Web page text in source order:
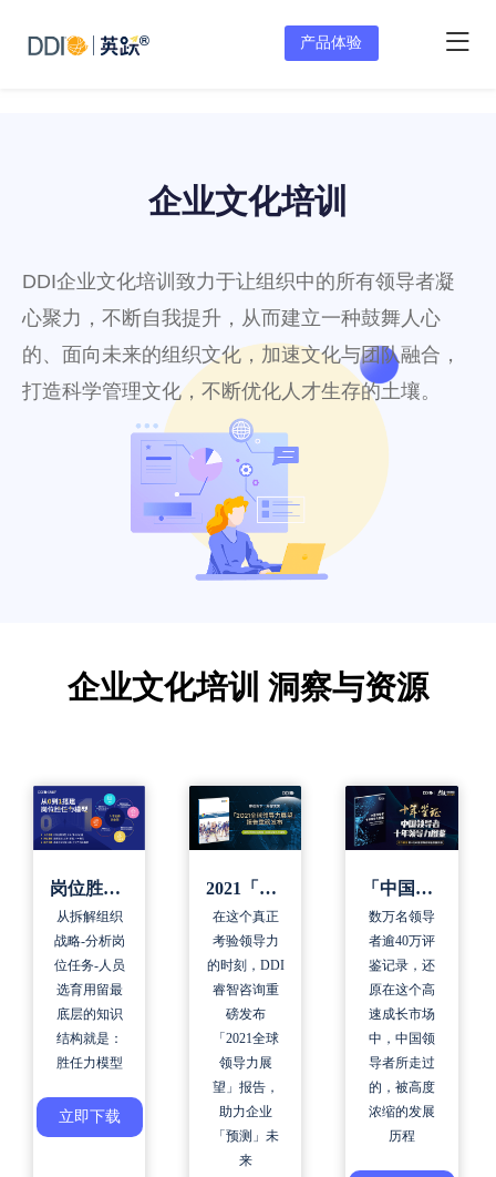
产品体验
企业文化培训
DDI企业文化培训致力于让组织中的所有领导者凝
心聚力，不断自我提升，从而建立一种鼓舞人心
的、面向未来的组织文化，加速文化与团队融合，
打造科学管理文化，不断优化人才生存的土壤。
企业文化培训 洞察与资源
岗位胜任力模型设计手册
从拆解组织
战略-分析岗
位任务-人员
选育用留最
底层的知识
结构就是：
胜任力模型
立即下载
2021「全球领导力展望」报告
在这个真正
考验领导力
的时刻，DDI
睿智咨询重
磅发布
「2021全球
领导力展
望」报告，
助力企业
「预测」未
来
「中国领导力十年领导力图鉴」白皮书
数万名领导
者逾40万评
鉴记录，还
原在这个高
速成长市场
中，中国领
导者所走过
的，被高度
浓缩的发展
历程